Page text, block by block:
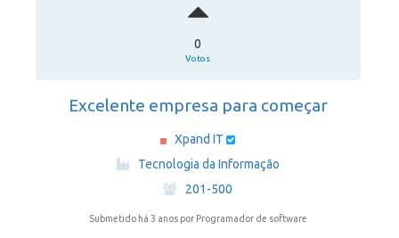
0
Votos
Excelente empresa para começar
Xpand IT
Tecnologia da Informação
·
201-500
Submetido há 3 anos por Programador de software